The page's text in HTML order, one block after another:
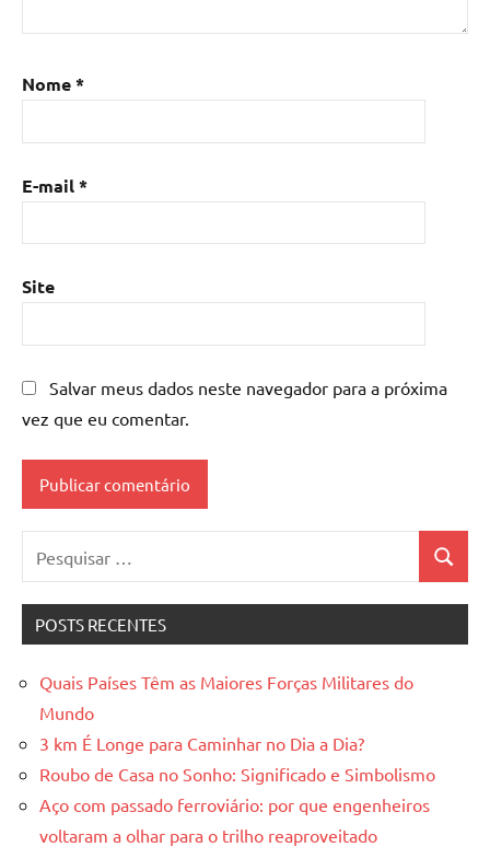
Nome*
E-mail*
Site
Salvar meus dados neste navegador para a próxima
vez que eu comentar.
por:
POSTS RECENTES
Quais Países Têm as Maiores Forças Militares do
Mundo
3 km É Longe para Caminhar no Dia a Dia?
Roubo de Casa no Sonho: Significado e Simbolismo
Aço com passado ferroviário: por que engenheiros
voltaram a olhar para o trilho reaproveitado